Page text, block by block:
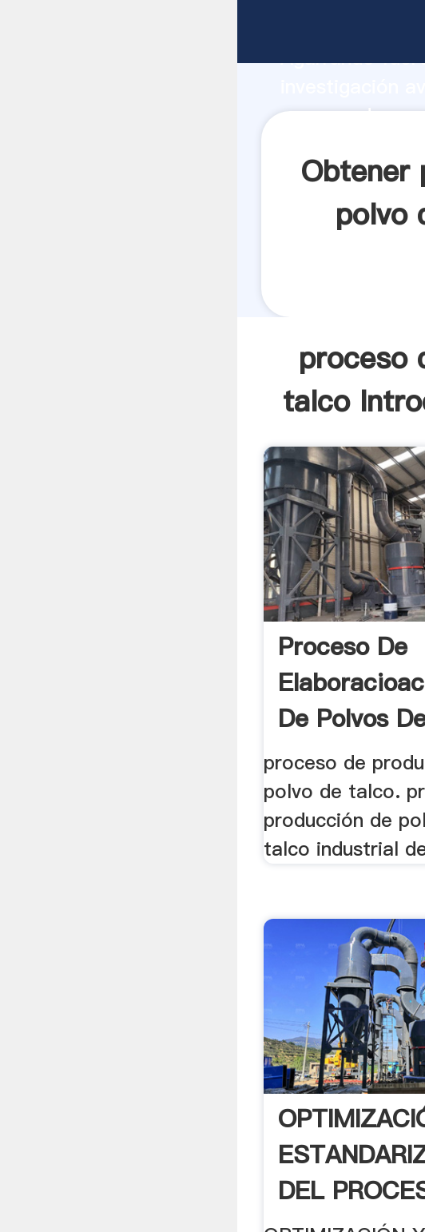
Agarrando
proceso de
Obtener
polvo
proceso
talco
Proceso De
De Polvos
proceso de
polvo de talco.
producción de
talco industrial
DEL